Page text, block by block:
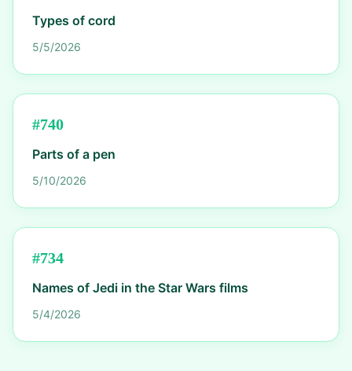
Types of cord
5/5/2026
#740
Parts of a pen
5/10/2026
#734
Names of Jedi in the Star Wars films
5/4/2026